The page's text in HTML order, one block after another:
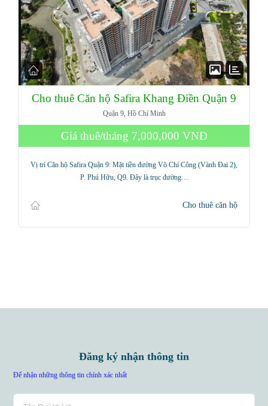
Cho thuê Căn hộ Safira Khang Điền Quận 9
Quận 9, Hồ Chí Minh
Giá thuê/tháng 7,000,000 VNĐ
Vị trí Căn hộ Safira Quận 9: Mặt tiền đường Võ Chí Công (Vành Đai 2),
P. Phú Hữu, Q9. Đây là trục đường…
Cho thuê căn hộ
Đăng ký nhận thông tin
Để nhận những thông tin chính xác nhất